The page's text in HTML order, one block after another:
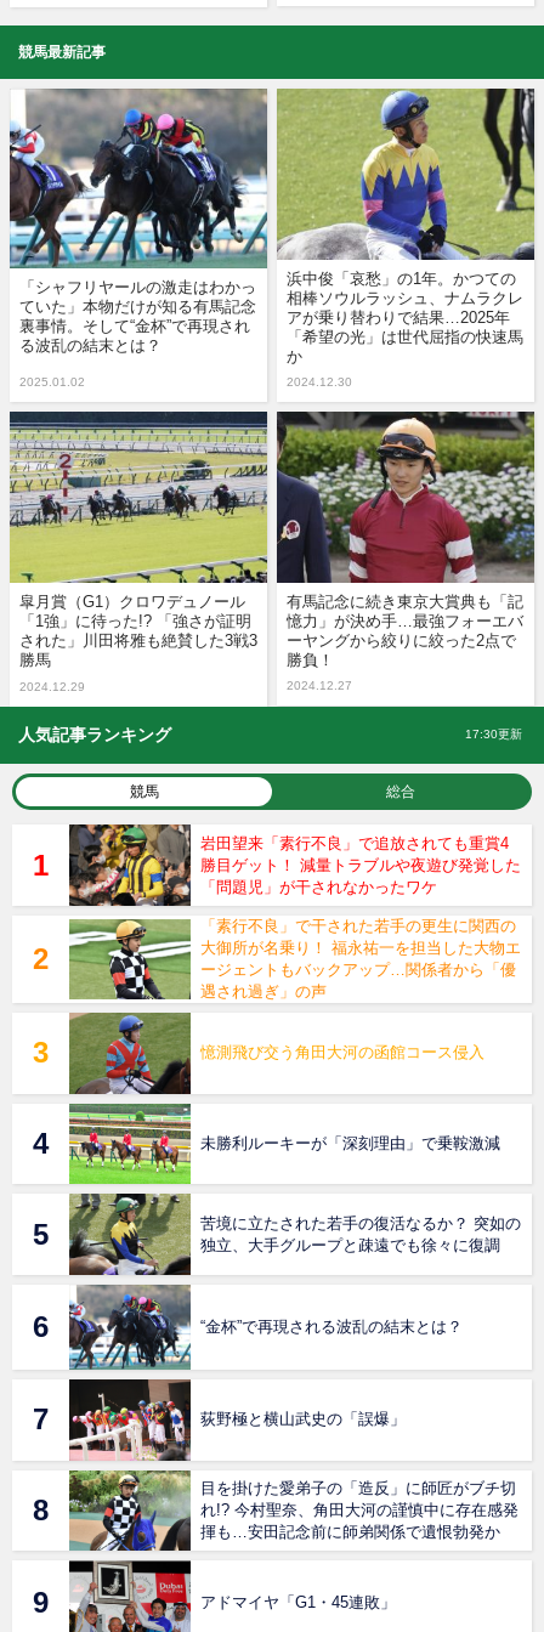
競馬最新記事
「シャフリヤールの激走はわかっ
ていた」本物だけが知る有馬記念
裏事情。そして“金杯”で再現され
る波乱の結末とは？
2025.01.02
浜中俊「哀愁」の1年。かつての
相棒ソウルラッシュ、ナムラクレ
アが乗り替わりで結果…2025年
「希望の光」は世代屈指の快速馬
か
2024.12.30
皐月賞（G1）クロワデュノール
「1強」に待った!? 「強さが証明
された」川田将雅も絶賛した3戦3
勝馬
2024.12.29
有馬記念に続き東京大賞典も「記
憶力」が決め手…最強フォーエバ
ーヤングから絞りに絞った2点で
勝負！
2024.12.27
人気記事ランキング 17:30更新
競馬 総合
岩田望来「素行不良」で追放されても重賞4
勝目ゲット！ 減量トラブルや夜遊び発覚した
「問題児」が干されなかったワケ
「素行不良」で干された若手の更生に関西の
大御所が名乗り！ 福永祐一を担当した大物エ
ージェントもバックアップ…関係者から「優
遇され過ぎ」の声
憶測飛び交う角田大河の函館コース侵入
未勝利ルーキーが「深刻理由」で乗鞍激減
苦境に立たされた若手の復活なるか？ 突如の
独立、大手グループと疎遠でも徐々に復調
“金杯”で再現される波乱の結末とは？
荻野極と横山武史の「誤爆」
目を掛けた愛弟子の「造反」に師匠がブチ切
れ!? 今村聖奈、角田大河の謹慎中に存在感発
揮も…安田記念前に師弟関係で遺恨勃発か
アドマイヤ「G1・45連敗」